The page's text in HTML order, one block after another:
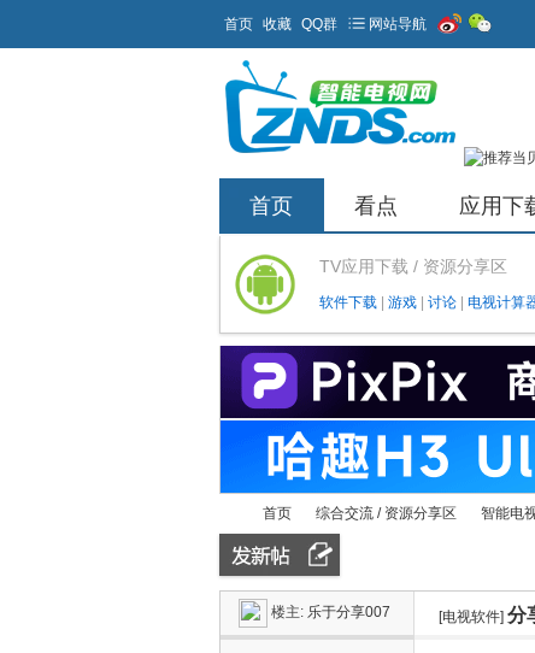
首页 收藏 QQ群 网站导航
首页 看点 应用下
TV应用下载 / 资源分享区
软件下载 游戏 讨论 电视计算
»
首页
›
综合交流 / 资源分享区
›
智能电
楼主: 乐于分享007 [电视软件] 分